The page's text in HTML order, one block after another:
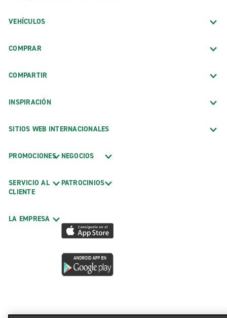
VEHÍCULOS
COMPRAR
COMPARTIR
INSPIRACIÓN
SITIOS WEB INTERNACIONALES
PROMOCIONES
SERVICIO AL
CLIENTE
LA EMPRESA
NEGOCIOS
PATROCINIOS